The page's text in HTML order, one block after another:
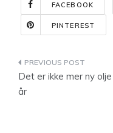
FACEBOOK
PINTEREST
Det er ikke mer ny
år